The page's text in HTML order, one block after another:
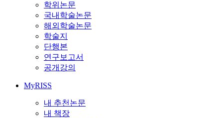
학위논문
국내학술논문
해외학술논문
학술지
단행본
연구보고서
공개강의
MyRISS
내 추천논문
내 책장